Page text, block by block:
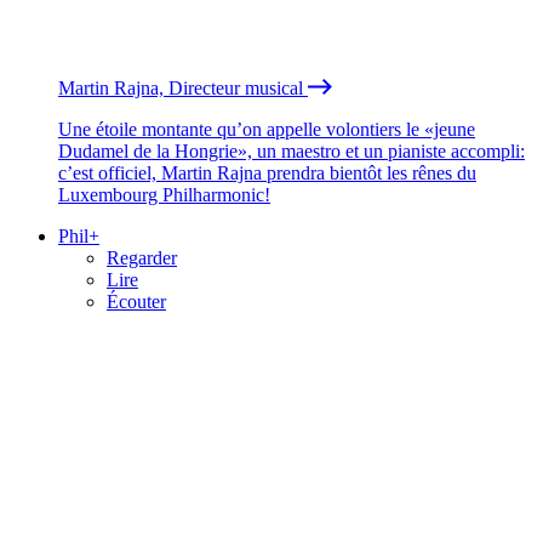
Martin Rajna, Directeur musical
Une étoile montante qu’on appelle volontiers le «jeune
Dudamel de la Hongrie», un maestro et un pianiste accompli:
c’est officiel, Martin Rajna prendra bientôt les rênes du
Luxembourg Philharmonic!
Phil+
Regarder
Lire
Écouter